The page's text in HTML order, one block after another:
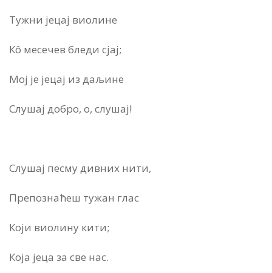
Тужни јецај виолине
Кô месечев бледи сјај;
Мој је јецај из даљине
Слушај добро, о, слушај!
Слушај песму дивних нити,
Препознаћеш тужан глас
Који виолину кити;
Која јеца за све нас.